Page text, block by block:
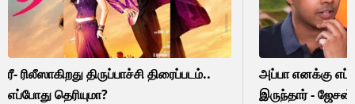
ரீ- ரிலீஸாகிறது திருப்பாச்சி திரைப்படம்..
எப்போது தெரியுமா?
அப்பா எனக்கு
இருந்தார் -